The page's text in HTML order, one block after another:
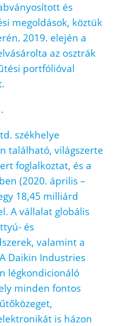
és
megoldások, köztük
2019. elején a
az osztrák
portfólióval
székhelye
található, világszerte
foglalkoztat, és a
(2020. április –
18,45 milliárd
A vállalat globális
és
valamint a
Daikin Industries
légkondicionáló
minden fontos
is házon